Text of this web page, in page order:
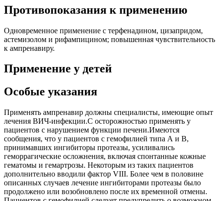
Противопоказания к применению
Одновременное применение с терфенадином, цизапридом,
астемизолом и рифампицином; повышенная чувствительность
к ампренавиру.
Применение у детей
Особые указания
Применять ампренавир должны специалисты, имеющие опыт
лечения ВИЧ-инфекции.С осторожностью применять у
пациентов с нарушением функции печени.Имеются
сообщения, что у пациентов с гемофилией типа А и В,
принимавших ингибиторы протеазы, усиливались
геморрагические осложнения, включая спонтанные кожные
гематомы и гемартрозы. Некоторым из таких пациентов
дополнительно вводили фактор VIII. Более чем в половине
описанных случаев лечение ингибиторами протеазы было
продолжено или возобновлено после их временной отмены.